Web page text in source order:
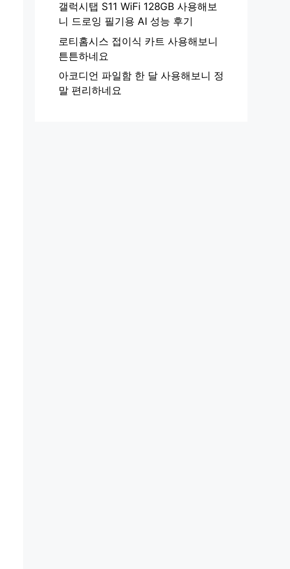
갤럭시탭 S11 WiFi 128GB 사용해보
니 드로잉 필기용 AI 성능 후기
로티홈시스 접이식 카트 사용해보니
튼튼하네요
아코디언 파일함 한 달 사용해보니 정
말 편리하네요